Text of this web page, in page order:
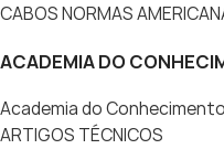
CABOS NORMAS
ACADEMIA DO
Academia do Conhecimento
ARTIGOS TÉCNICOS